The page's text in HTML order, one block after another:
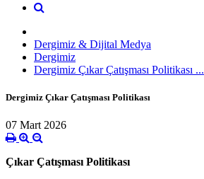
Dergimiz & Dijital Medya
Dergimiz
Dergimiz Çıkar Çatışması Politikası ...
Dergimiz Çıkar Çatışması Politikası
07 Mart 2026
Çıkar Çatışması Politikası